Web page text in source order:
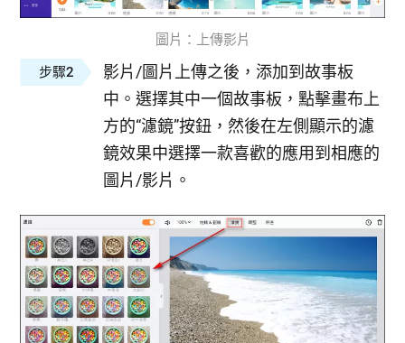
圖片：上傳影片
步驟2
影片/圖片上傳之後，添加到故事板
中。選擇其中一個故事板，點擊畫布上
方的“濾鏡”按鈕，然後在左側顯示的濾
鏡效果中選擇一款喜歡的應用到相應的
圖片/影片。